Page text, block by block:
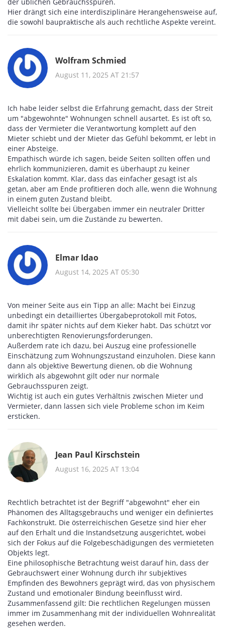
Hier drängt sich eine interdisziplinäre Herangehensweise auf,
die sowohl baupraktische als auch rechtliche Aspekte vereint.
Wolfram Schmied
August 11, 2025 AT 21:57
Ich habe leider selbst die Erfahrung gemacht, dass der Streit
um "abgewohnte" Wohnungen schnell ausartet. Es ist oft so,
dass der Vermieter die Verantwortung komplett auf den
Mieter schiebt und der Mieter das Gefühl bekommt, er lebt in
einer Absteige.
Empathisch würde ich sagen, beide Seiten sollten offen und
ehrlich kommunizieren, damit es überhaupt zu keiner
Eskalation kommt. Klar, dass das einfacher gesagt ist als
getan, aber am Ende profitieren doch alle, wenn die Wohnung
in einem guten Zustand bleibt.
Vielleicht sollte bei Übergaben immer ein neutraler Dritter
mit dabei sein, um die Zustände zu bewerten.
Elmar Idao
August 14, 2025 AT 05:30
Von meiner Seite aus ein Tipp an alle: Macht bei Einzug
unbedingt ein detailliertes Übergabeprotokoll mit Fotos,
damit ihr später nichts auf dem Kieker habt. Das schützt vor
unberechtigten Renovierungsforderungen.
Außerdem rate ich dazu, bei Auszug eine professionelle
Einschätzung zum Wohnungszustand einzuholen. Diese kann
dann als objektive Bewertung dienen, ob die Wohnung
wirklich als abgewohnt gilt oder nur normale
Gebrauchsspuren zeigt.
Wichtig ist auch ein gutes Verhältnis zwischen Mieter und
Vermieter, dann lassen sich viele Probleme schon im Keim
ersticken.
Jean Paul Kirschstein
August 16, 2025 AT 13:04
Rechtlich betrachtet ist der Begriff "abgewohnt" eher ein
Phänomen des Alltagsgebrauchs und weniger ein definiertes
Fachkonstrukt. Die österreichischen Gesetze sind hier eher
auf den Erhalt und die Instandsetzung ausgerichtet, wobei
sich der Fokus auf die Folgebeschädigungen des vermieteten
Objekts legt.
Eine philosophische Betrachtung weist darauf hin, dass der
Gebrauchswert einer Wohnung durch ihr subjektives
Empfinden des Bewohners geprägt wird, das von physischem
Zustand und emotionaler Bindung beeinflusst wird.
Zusammenfassend gilt: Die rechtlichen Regelungen müssen
immer im Zusammenhang mit der individuellen Wohnrealität
gesehen werden.